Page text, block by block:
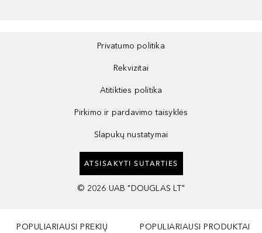
Privatumo politika
Rekvizitai
Atitikties politika
Pirkimo ir pardavimo taisyklės
Slapukų nustatymai
ATSISAKYTI SUTARTIES
© 2026 UAB "DOUGLAS LT"
POPULIARIAUSI PREKIŲ
POPULIARIAUSI PRODUKTAI